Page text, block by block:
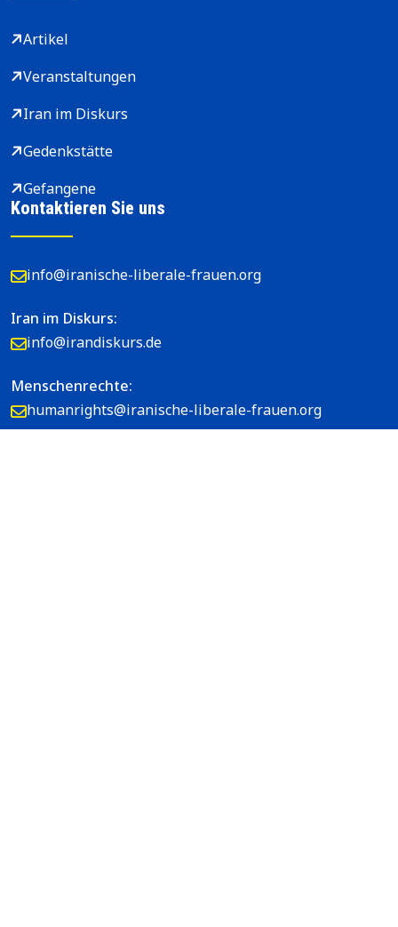
Artikel
Veranstaltungen
Iran im Diskurs
Gedenkstätte
Gefangene
Kontaktieren Sie uns
info@iranische-liberale-frauen.org
Iran im Diskurs:
info@irandiskurs.de
Menschenrechte:
humanrights@iranische-liberale-frauen.org